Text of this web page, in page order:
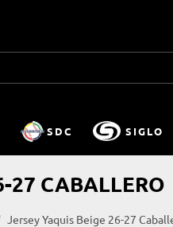
SDC SIGLO
27 CABALLERO
Jersey Yaquis Beige 26-27